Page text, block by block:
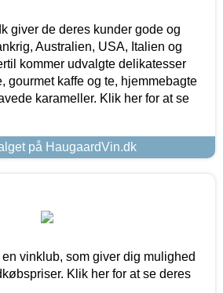
giver de deres kunder gode og
Australien, USA, Italien og
kommer udvalgte delikatesser
gourmet kaffe og te, hjemmebagte
karameller. Klik her for at se
på HaugaardVin.dk
vinklub, som giver dig mulighed
Klik her for at se deres